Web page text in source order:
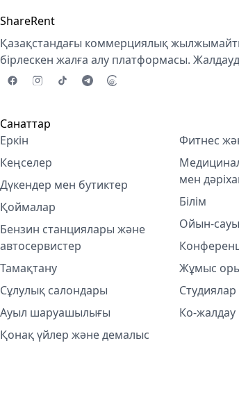
ShareRent
Қазақстандағы коммерциялық
бірлескен жалға алу платформасы.
Санаттар
Еркін
Кеңселер
Дүкендер мен бутиктер
Қоймалар
Бензин станциялары және
автосервистер
Тамақтану
Сұлулық салондары
Ауыл шаруашылығы
Қонақ үйлер және демалыс
Фитнес
мен
Білім
Ойын-
Жұмыс
Студиялар
Ко-жалдау